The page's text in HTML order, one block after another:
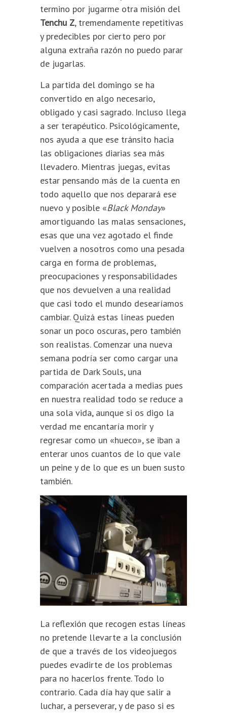
termino por jugarme otra misión del
Tenchu Z, tremendamente repetitivas
y predecibles por cierto pero por
alguna extraña razón no puedo parar
de jugarlas.
La partida del domingo se ha
convertido en algo necesario,
obligado y casi sagrado. Incluso llega
a ser terapéutico. Psicológicamente,
nos ayuda a que ese tránsito hacia
las obligaciones diarias sea más
llevadero. Mientras juegas, evitas
estar pensando más de la cuenta en
todo aquello que nos deparará ese
nuevo y posible «Black Monday»
amortiguando las malas sensaciones,
esas que una vez agotado el finde
vuelven a nosotros como una pesada
carga en forma de problemas,
preocupaciones y responsabilidades
que nos devuelven a una realidad
que casi todo el mundo desearíamos
cambiar. Quizá estas líneas pueden
sonar un poco oscuras, pero también
son realistas. Comenzar una nueva
semana podría ser como cargar una
partida de Dark Souls, una
comparación acertada a medias pues
en nuestra realidad todo se reduce a
una sola vida, aunque si os digo la
verdad me encantaría morir y
regresar como un «hueco», se iban a
enterar unos cuantos de lo que vale
un peine y de lo que es un buen susto
también.
La reflexión que recogen estas líneas
no pretende llevarte a la conclusión
de que a través de los videojuegos
puedes evadirte de los problemas
para no hacerlos frente. Todo lo
contrario. Cada día hay que salir a
luchar, a perseverar, y de paso si es